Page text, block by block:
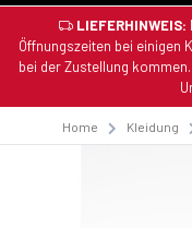
LIEFERHINWEIS:
Öffnungszeiten bei einigen
bei der Zustellung
Home Kleidung